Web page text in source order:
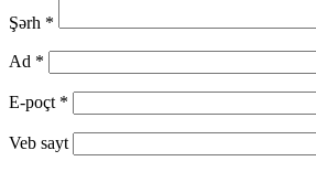
Şərh *
Ad *
E-poçt *
Veb sayt